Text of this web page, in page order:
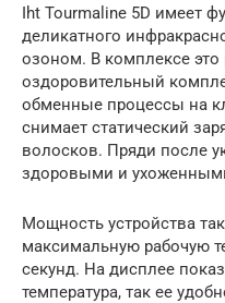
Iht Tourmaline 5D имеет
деликатного
озоном. В комплексе это
оздоровительный
обменные процессы на
снимает статический
волосков. Пряди после
здоровыми и
Мощность устройства
максимальную рабочую
секунд. На дисплее
температура, так ее